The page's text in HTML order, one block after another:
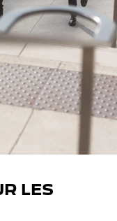
LES